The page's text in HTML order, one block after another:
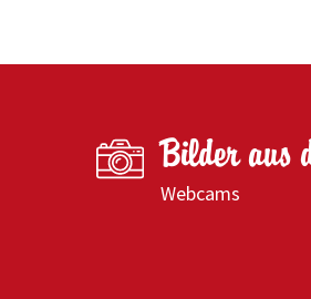
Bilder aus
Webcams